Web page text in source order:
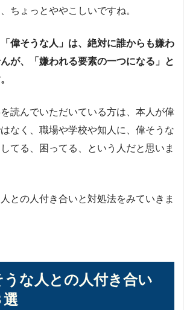
ちょっとややこしいですね。
「偉そうな人」は、絶対に誰からも嫌わ
が、「嫌われる要素の一つになる」と
読んでいただいている方は、本人が偉
なく、職場や学校や知人に、偉そうな
てる、困ってる、という人だと思いま
との人付き合いと対処法をみていきま
な人との人付き合い
選